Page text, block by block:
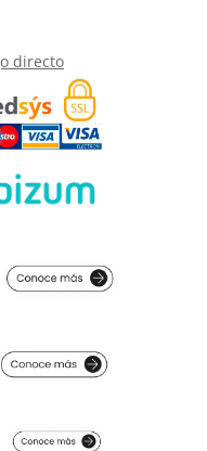
directo